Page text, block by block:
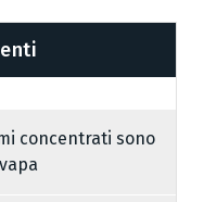
concentrati sono